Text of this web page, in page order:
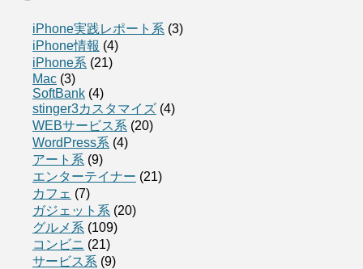
iPhone実践レポート系 (3)
iPhone情報 (4)
iPhone系 (21)
Mac (3)
SoftBank (4)
stinger3カスタマイズ (4)
WEBサービス系 (20)
WordPress系 (4)
アート系 (9)
エンターテイナー (21)
カフェ (7)
ガジェット系 (20)
グルメ系 (109)
コンビニ (21)
サービス系 (9)